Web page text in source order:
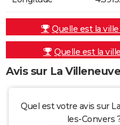
Quelle est la
Quelle est la
Avis sur La
Quel est votre avis sur
les-Convers